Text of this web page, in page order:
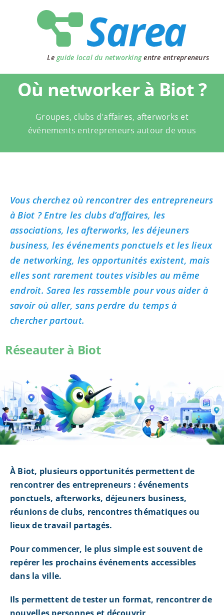
Le guide local du networkingentre entrepreneurs
Où networker à Biot ?
Groupes, clubs d'affaires, afterworks et
événements entrepreneurs autour de vous
Vous cherchez où rencontrer des entrepreneurs
à Biot ? Entre les clubs d’affaires, les
associations, les afterworks, les déjeuners
business, les événements ponctuels et les lieux
de networking, les opportunités existent, mais
elles sont rarement toutes visibles au même
endroit. Sarea les rassemble pour vous aider à
savoir où aller, sans perdre du temps à
chercher partout.
Réseauter à Biot
À Biot, plusieurs opportunités permettent de
rencontrer des entrepreneurs : événements
ponctuels, afterworks, déjeuners business,
réunions de clubs, rencontres thématiques ou
lieux de travail partagés.
Pour commencer, le plus simple est souvent de
repérer les prochains événements accessibles
dans la ville.
Ils permettent de tester un format, rencontrer de